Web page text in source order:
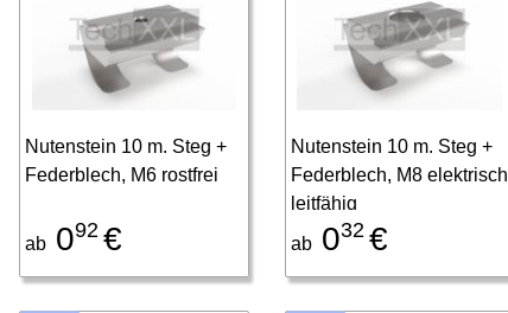
Nutenstein 10 m. Steg +
Federblech, M6 rostfrei
ab 092 €
Nutenstein 10 m. Steg +
Federblech, M8 elektrisch
leitfähig
ab032 €